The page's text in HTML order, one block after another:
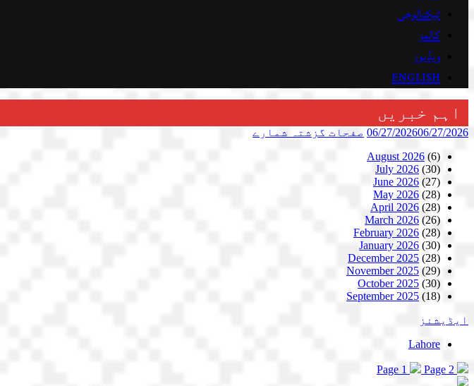
ٹیکنالوجی
کالمز
ویڈیوز
ENGLISH
اہم خبریں
06/27/202606/27/2026 صفحات گزشتہ شمارے
August 2026 (6)
July 2026 (30)
June 2026 (27)
May 2026 (28)
April 2026 (28)
March 2026 (26)
February 2026 (28)
January 2026 (30)
December 2025 (28)
November 2025 (29)
October 2025 (30)
September 2025 (18)
ایڈیشنز
Lahore
Page 1 Page 2